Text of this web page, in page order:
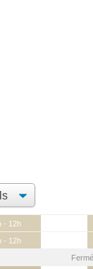
- 12h
- 12h
Fermé